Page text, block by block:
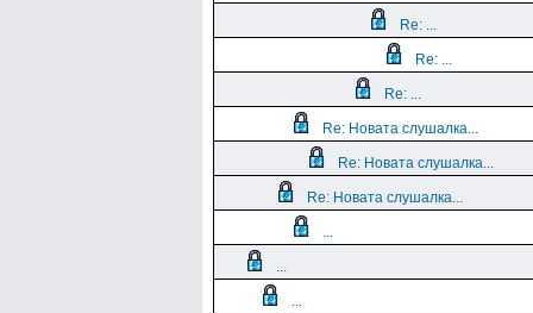
Re: ...
Re: ...
Re: ...
Re: Новата слушалка...
Re: Новата слушалка...
Re: Новата слушалка...
...
...
...